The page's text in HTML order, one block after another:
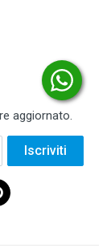
aggiornato.
Iscriviti